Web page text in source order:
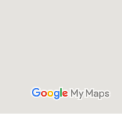
Kids 教